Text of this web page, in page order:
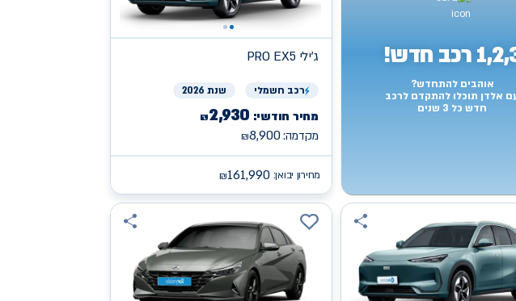
רכב חדש!
אוהבים להתחדש?
אלדן תוכלו להתקדם לרכב
חדש כל 3 שנים
ג'ילי PRO EX5
רכב חשמלי שנת 2026
מחיר חודשי: ₪2,930
מקדמה: ₪8,900
מחירון יבואן: ₪161,990